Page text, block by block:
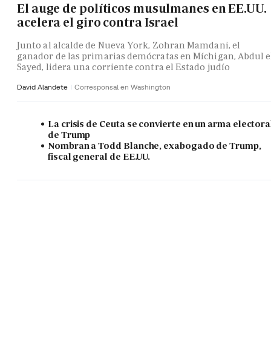
El auge de políticos musulmanes en EE.UU.
acelera el giro contra Israel
Junto al alcalde de Nueva York, Zohran Mamdani, el
ganador de las primarias demócratas en Míchigan, Abdul
Sayed, lidera una corriente contra el Estado judío
David Alandete Corresponsal en Washington
La crisis de Ceuta se convierte en un arma
de Trump
Nombran a Todd Blanche, exabogado de Trump,
fiscal general de EE.UU.